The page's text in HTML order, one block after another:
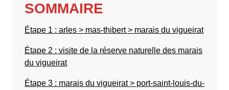
SOMMAIRE
Étape 1 : arles > mas-thibert > marais du vigueirat
Étape 2 : visite de la réserve naturelle des marais
du vigueirat
Étape 3 : marais du vigueirat > port-saint-louis-du-